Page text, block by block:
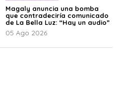
Magaly anuncia una bomba
que contradeciría comunicado
de La Bella Luz: “Hay un audio”
05 Ago 2026